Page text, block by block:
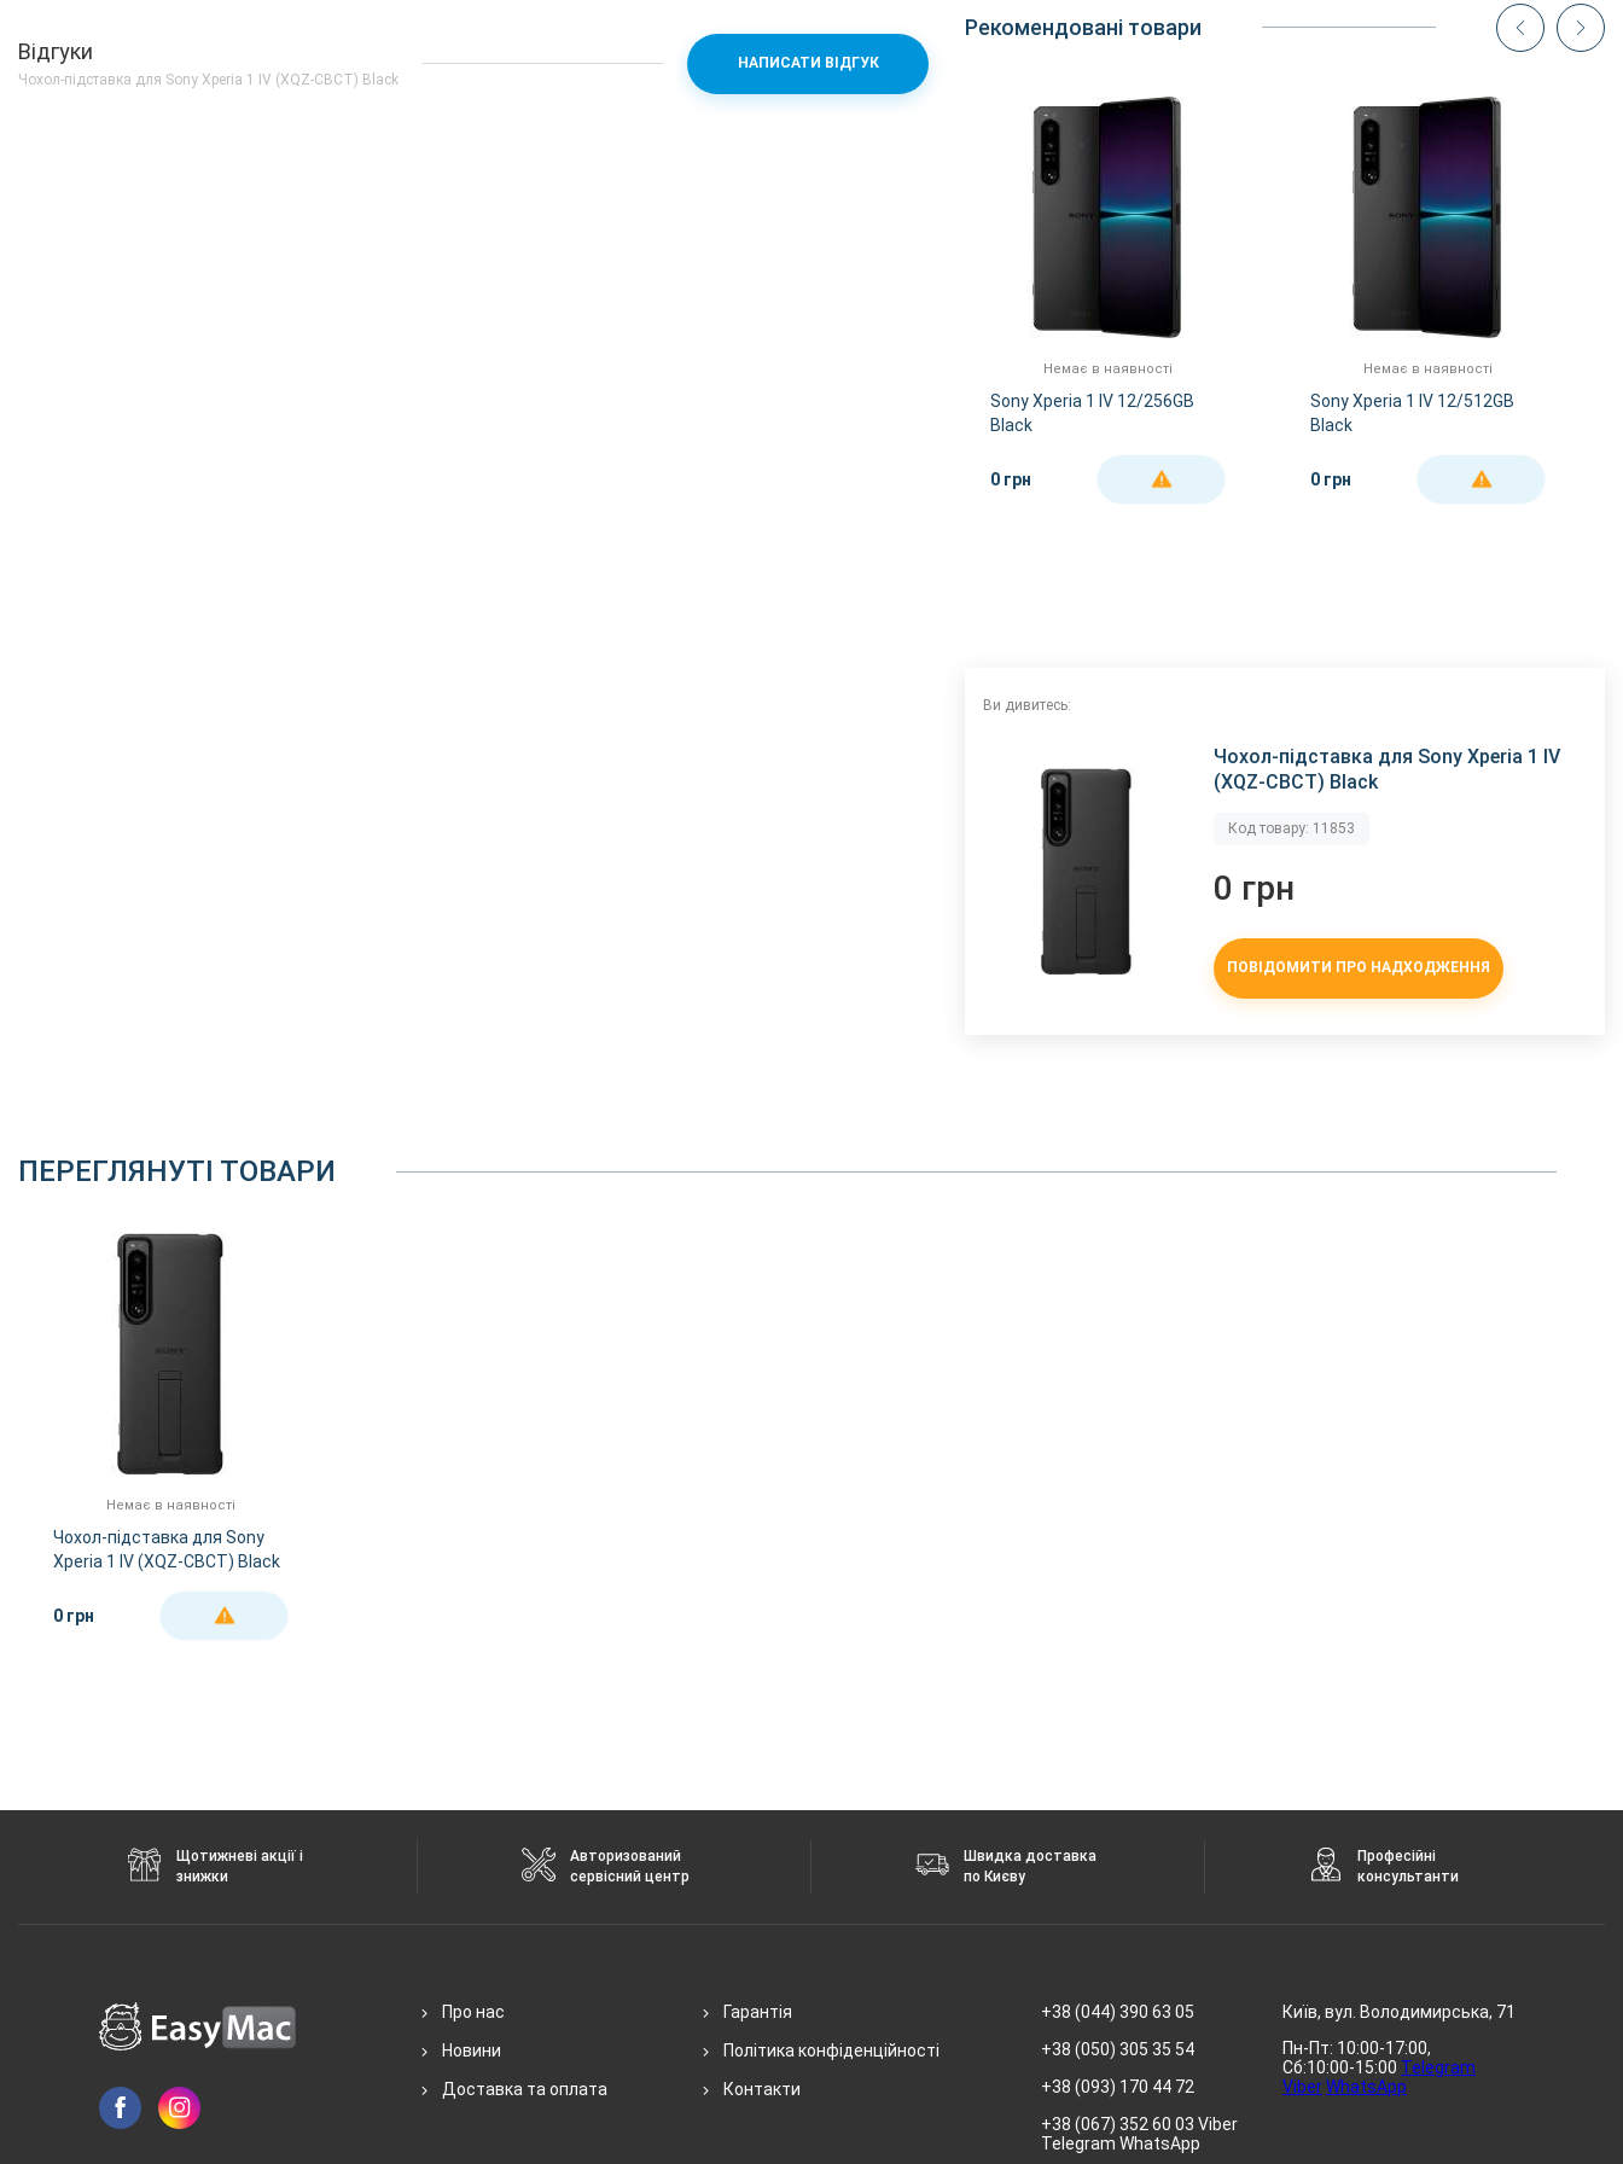
Відгуки
Чохол-підставка для Sony Xperia 1 IV (XQZ-CBCT) Black
НАПИСАТИ ВІДГУК
Рекомендовані товари
Немає в наявності
Sony Xperia 1 IV 12/256GB
Black
0 грн ДЕТАЛЬНІШЕ
Немає в наявності
Sony Xperia 1 IV 12/512GB
Black
0 грн ДЕТАЛЬНІШЕ
Ви дивитесь:
Чохол-підставка для Sony Xperia 1 IV
(XQZ-CBCT) Black
Код товару: 11853
0 грн
ПОВІДОМИТИ ПРО НАДХОДЖЕННЯ
ПЕРЕГЛЯНУТІ ТОВАРИ
Немає в наявності
Чохол-підставка для Sony
Xperia 1 IV (XQZ-CBCT) Black
0 грн ДЕТАЛЬНІШЕ
Щотижневі акції і
знижки
Авторизований
сервісний центр
Швидка доставка
по Києву
Професійні
консультанти
Про нас
Новини
Доставка та оплата
Гарантія
Політика конфіденційності
Контакти
+38 (044) 390 63 05
+38 (050) 305 35 54
+38 (093) 170 44 72
+38 (067) 352 60 03 Viber
Telegram WhatsApp
Київ, вул. Володимирська, 71
Пн-Пт: 10:00-17:00,
Сб:10:00-15:00 Telegram
ViberWhatsApp